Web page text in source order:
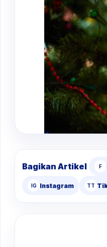
Bagikan Artikel F
IG Instagram TT